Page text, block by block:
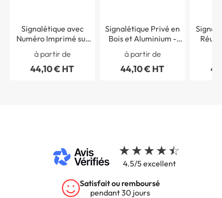
Signalétique avec
Numéro Imprimé sur
Bois et Aluminium -
Gamme Wood®
Dimension H 50 x L
à partir de
44,10 € HT
Signalétique Privé en
Bois et Aluminium -
Gamme Wood®
Dimension H 50 x L
150 mm
à partir de
44,10 € HT
50
4.5/5 excellent
Satisfait ou remboursé
pendant 30 jours